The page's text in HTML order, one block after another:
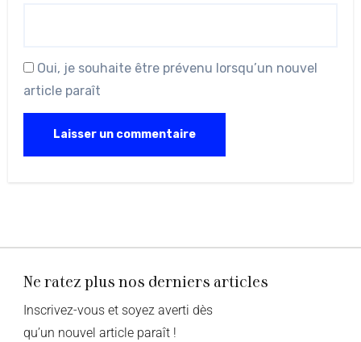
Oui, je souhaite être prévenu lorsqu’un nouvel
article paraît
Ne ratez plus nos derniers articles
Inscrivez-vous et soyez averti dès
qu’un nouvel article paraît !